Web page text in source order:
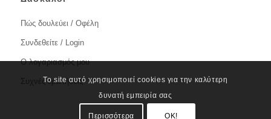
Πώς δουλεύει / Οφέλη
Συνδεθείτε / Login
Ο λογαριασμός μου
Συχνές ερωτήσεις
Το site αυτό χρησιμοποιεί cookies για την καλύτερη
δυνατή εμπειρία σας
Περισσότερα OK!